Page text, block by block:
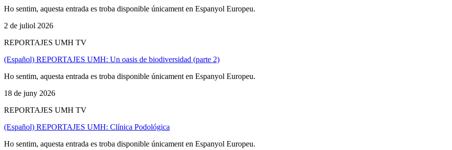
Ho sentim, aquesta entrada es troba disponible únicament en Espanyol Europeu.
2 de juliol 2026
REPORTAJES UMH TV
(Español) REPORTAJES UMH: Un oasis de biodiversidad (parte 2)
Ho sentim, aquesta entrada es troba disponible únicament en Espanyol Europeu.
18 de juny 2026
REPORTAJES UMH TV
(Español) REPORTAJES UMH: Clínica Podológica
Ho sentim, aquesta entrada es troba disponible únicament en Espanyol Europeu.